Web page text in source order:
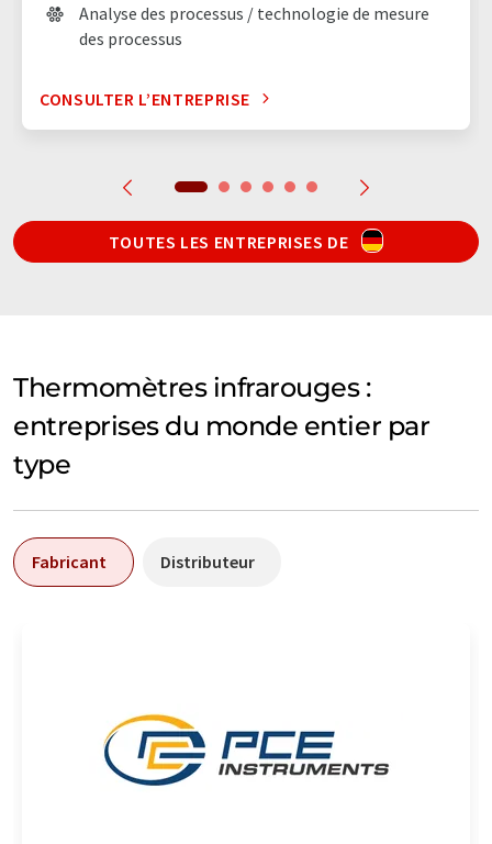
Analyse des processus / technologie de mesure
des processus
CONSULTER L’ENTREPRISE
TOUTES LES ENTREPRISES DE
Thermomètres infrarouges :
entreprises du monde entier par
type
Fabricant Distributeur